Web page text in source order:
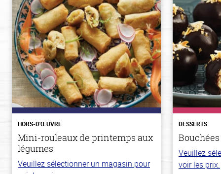
HORS-D'ŒUVRE
Mini-rouleaux de printemps aux
légumes
Veuillez sélectionner un magasin pour
DESSERTS
Veuillez
voir les prix.